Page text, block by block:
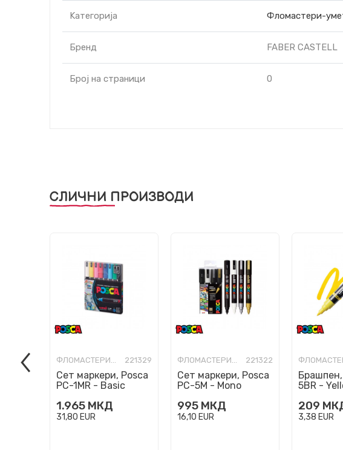
Kатегорија Фломастери-
Бренд FABER CASTELL
Број на страници 0
СЛИЧНИ ПРОИЗВОДИ
ФЛОМАСТЕРИ-УМЕТНИЧКИ 221329
Сет маркери, Posca
PC-1MR - Basic
1.965 МКД
31,80 EUR
ФЛОМАСТЕРИ-УМЕТНИЧКИ 221322
Сет маркери, Posca
PC-5M - Mono
995 МКД
16,10 EUR
5BR -
209
3,38 EUR